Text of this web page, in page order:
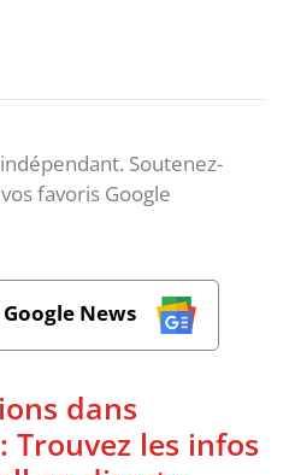
Soutenez-
favoris Google
News
dans
Trouvez les infos